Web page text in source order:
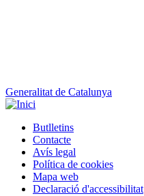
Generalitat de Catalunya
Peu
Butlletins
Contacte
Avís legal
Política de cookies
Mapa web
Declaració d'accessibilitat